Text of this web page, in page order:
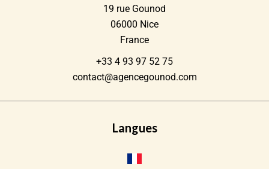
19 rue Gounod
06000 Nice
France
+33 4 93 97 52 75
contact@agencegounod.com
Langues